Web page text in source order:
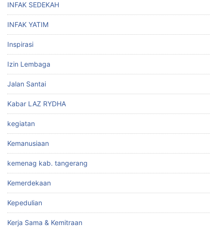
INFAK SEDEKAH
INFAK YATIM
Inspirasi
Izin Lembaga
Jalan Santai
Kabar LAZ RYDHA
kegiatan
Kemanusiaan
kemenag kab. tangerang
Kemerdekaan
Kepedulian
Kerja Sama & Kemitraan